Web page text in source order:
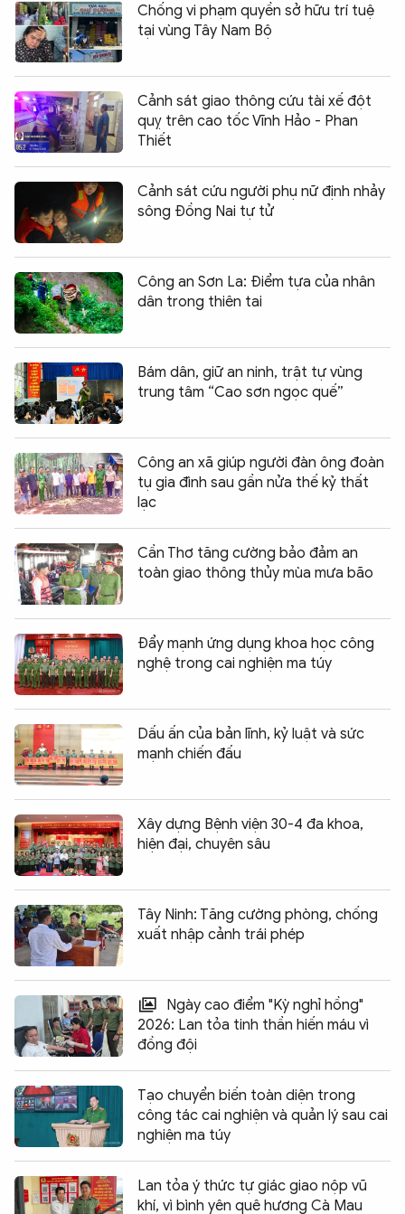
Chống vi phạm quyền sở hữu trí tuệ
tại vùng Tây Nam Bộ
Cảnh sát giao thông cứu tài xế đột
quỵ trên cao tốc Vĩnh Hảo - Phan
Thiết
Cảnh sát cứu người phụ nữ định nhảy
sông Đồng Nai tự tử
Công an Sơn La: Điểm tựa của nhân
dân trong thiên tai
Bám dân, giữ an ninh, trật tự vùng
trung tâm “Cao sơn ngọc quế”
Công an xã giúp người đàn ông đoàn
tụ gia đình sau gần nửa thế kỷ thất
lạc
Cần Thơ tăng cường bảo đảm an
toàn giao thông thủy mùa mưa bão
Đẩy mạnh ứng dụng khoa học công
nghệ trong cai nghiện ma túy
Dấu ấn của bản lĩnh, kỷ luật và sức
mạnh chiến đấu
Xây dựng Bệnh viện 30-4 đa khoa,
hiện đại, chuyên sâu
Tây Ninh: Tăng cường phòng, chống
xuất nhập cảnh trái phép
Ngày cao điểm "Kỳ nghỉ hồng"
2026: Lan tỏa tinh thần hiến máu vì
đồng đội
Tạo chuyển biến toàn diện trong
công tác cai nghiện và quản lý sau cai
nghiện ma túy
Lan tỏa ý thức tự giác giao nộp vũ
khí, vì bình yên quê hương Cà Mau